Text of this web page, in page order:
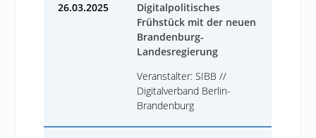
26.03.2025
Digitalpolitisches
Frühstück mit der neuen
Brandenburg-
Landesregierung
Veranstalter: SIBB //
Digitalverband Berlin-
Brandenburg